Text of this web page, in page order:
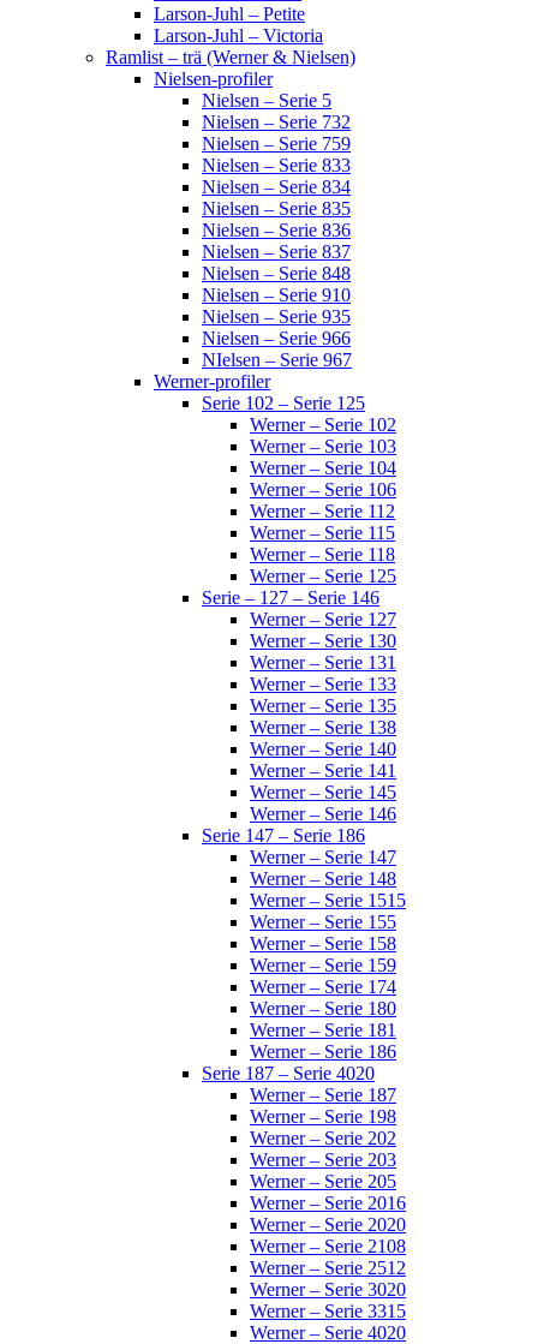
Larson-Juhl – Petite
Larson-Juhl – Victoria
Ramlist – trä (Werner & Nielsen)
Nielsen-profiler
Nielsen – Serie 5
Nielsen – Serie 732
Nielsen – Serie 759
Nielsen – Serie 833
Nielsen – Serie 834
Nielsen – Serie 835
Nielsen – Serie 836
Nielsen – Serie 837
Nielsen – Serie 848
Nielsen – Serie 910
Nielsen – Serie 935
Nielsen – Serie 966
NIelsen – Serie 967
Werner-profiler
Serie 102 – Serie 125
Werner – Serie 102
Werner – Serie 103
Werner – Serie 104
Werner – Serie 106
Werner – Serie 112
Werner – Serie 115
Werner – Serie 118
Werner – Serie 125
Serie – 127 – Serie 146
Werner – Serie 127
Werner – Serie 130
Werner – Serie 131
Werner – Serie 133
Werner – Serie 135
Werner – Serie 138
Werner – Serie 140
Werner – Serie 141
Werner – Serie 145
Werner – Serie 146
Serie 147 – Serie 186
Werner – Serie 147
Werner – Serie 148
Werner – Serie 1515
Werner – Serie 155
Werner – Serie 158
Werner – Serie 159
Werner – Serie 174
Werner – Serie 180
Werner – Serie 181
Werner – Serie 186
Serie 187 – Serie 4020
Werner – Serie 187
Werner – Serie 198
Werner – Serie 202
Werner – Serie 203
Werner – Serie 205
Werner – Serie 2016
Werner – Serie 2020
Werner – Serie 2108
Werner – Serie 2512
Werner – Serie 3020
Werner – Serie 3315
Werner – Serie 4020